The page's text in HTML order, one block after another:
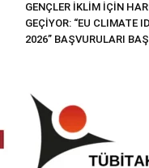
GENÇLER İKLİM İÇİN
GEÇİYOR: “EU CLIMATE
2026” BAŞVURULARI